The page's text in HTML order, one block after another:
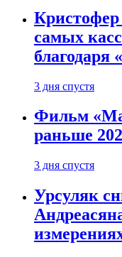
самых
благодаря
3 дня спустя
Фильм
раньше
3 дня спустя
Урсуляк